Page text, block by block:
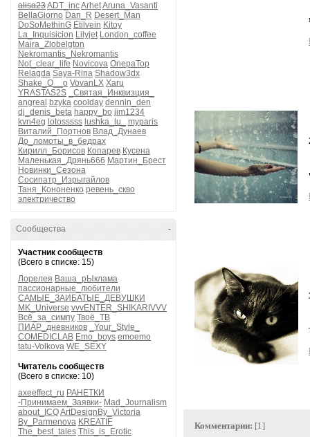
alisa23ADT_incArhetAruna_Vasanti
BellaGiorno Dan_R Desert_Man
DoSoMethinG Etilvein Kitoy
La_Inquisicion Lilyjet London_coffee
Maira_Zlobelgton
Nekromantis_Nekromantis
Not_clear_life Novicova OnepaTop
Relagda Saya-Rina Shadow3dx
Shake_O__o VovanLX Xaru
YRASTAS2S
_Святая_Инквизция_
angreal bzyka coolday dennin_den
dj_denis_beta happy_bo jim1234
kvn4eg lotosssss lushka_lu_
myparis
Виталий_Портнов Влад_Дунаев
До_ломоты_в_бедрах
Кирилл_Борисов Копарев Кусена
Маленькая_Дрянь666 Мартин_Брест
Новинки_Сезона
Сосипатр_Изрыгайлов
Таня_Кононенко ревень_скво
электричество
-
Сообщества
Участник сообществ
(Всего в списке: 15)
Лорелея Ваша_рЫклама
пассионарные_любители
САМЫЕ_ЗАИБАТЫЕ_ДЕВУШКИ
MK_Universe vvvENTER_SHIKARIVVV
Всё_за_симпу Твоё_ТВ
ПИАР_дневников
_Your_Style_
COMEDICLAB Emo_boys emoemo
tatu-Volkova WE_SEXY
Читатель сообществ
(Всего в списке: 10)
axeeffect_ru РАНЕТКИ
-Принимаем_Заявки- Mad_Journalism
about_ICQArtDesignBy_Victoria
By_Parmenova KREATIF
The_best_tales This_is_Erotic
Комментарии: [1]